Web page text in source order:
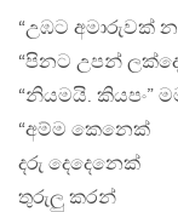
“උඹට අමාරුවක්
“පිනට උපන්
“නියමයි. කියපං”
“අම්ම කෙනෙක්
දරු දෙදෙනෙක්
තුරුලු කරන්